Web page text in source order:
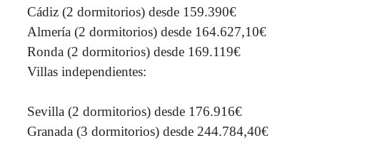
Cádiz (2 dormitorios) desde 159.390€
Almería (2 dormitorios) desde 164.627,10€
Ronda (2 dormitorios) desde 169.119€
Villas independientes:
Sevilla (2 dormitorios) desde 176.916€
Granada (3 dormitorios) desde 244.784,40€